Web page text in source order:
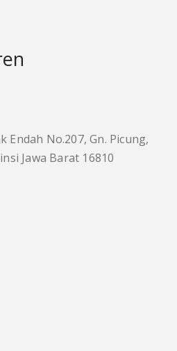
Endah No.207, Gn. Picung,
Jawa Barat 16810